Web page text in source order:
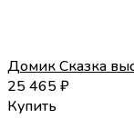
Домик Сказка
25 465₽
Купить